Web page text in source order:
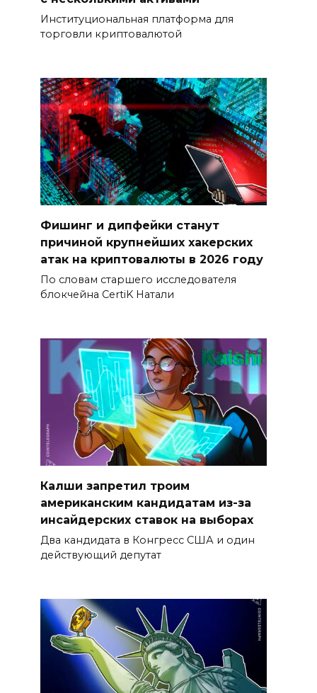
Институциональная платформа для
торговли криптовалютой
Фишинг и дипфейки станут
причиной крупнейших хакерских
атак на криптовалюты в 2026 году
По словам старшего исследователя
блокчейна CertiK Натали
Калши запретил троим
американским кандидатам из-за
инсайдерских ставок на выборах
Два кандидата в Конгресс США и один
действующий депутат